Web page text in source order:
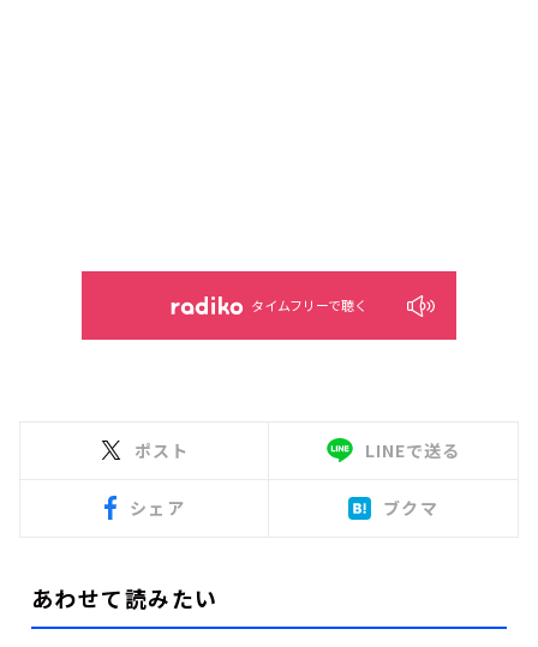
タイムフリーで聴く
ポスト LINEで送る
シェア ブクマ
あわせて読みたい